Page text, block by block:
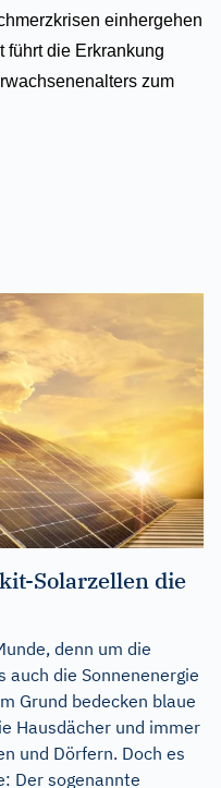
einhergehen
führt die Erkrankung
zum
Solarzellen die
denn um die
auch die Sonnenenergie
Grund bedecken blaue
Hausdächer und immer
und Dörfern. Doch es
Der sogenannte